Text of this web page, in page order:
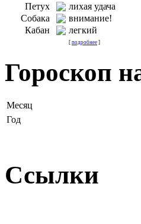
Петух
лихая удача
Собака
внимание!
Кабан
легкий
[ подробнее ]
Гороскоп
Месяц
Год
Ссылки